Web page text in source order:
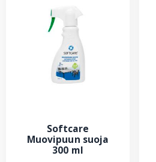
Softcare
Muovipuun suoja
300 ml